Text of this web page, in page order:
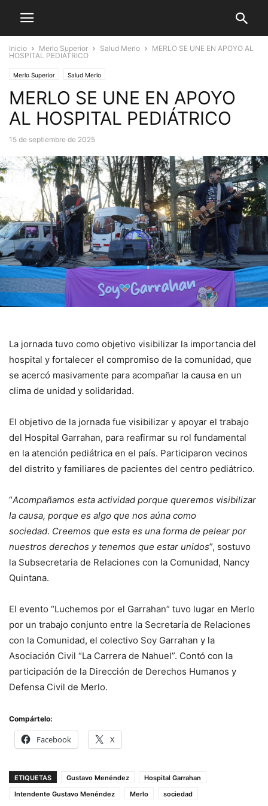
Inicio Merlo Superior Salud Merlo
MERLO SE UNE EN APOYO AL
HOSPITAL PEDIÁTRICO
Merlo Superior Salud Merlo
MERLO SE UNE EN APOYO
AL HOSPITAL PEDIÁTRICO
15 de septiembre de 2025
La jornada tuvo como objetivo visibilizar la importancia del
hospital y fortalecer el compromiso de la comunidad, que
se acercó masivamente para acompañar la causa en un
clima de unidad y solidaridad.
El objetivo de la jornada fue visibilizar y apoyar el trabajo
del Hospital Garrahan, para reafirmar su rol fundamental
en la atención pediátrica en el país. Participaron vecinos
del distrito y familiares de pacientes del centro pediátrico.
“Acompañamos esta actividad porque queremos visibilizar
la causa, porque es algo que nos aúna como
sociedad. Creemos que esta es una forma de pelear por
nuestros derechos y tenemos que estar unidos”, sostuvo
la Subsecretaria de Relaciones con la Comunidad, Nancy
Quintana.
El evento “Luchemos por el Garrahan” tuvo lugar en Merlo
por un trabajo conjunto entre la Secretaría de Relaciones
con la Comunidad, el colectivo Soy Garrahan y la
Asociación Civil “La Carrera de Nahuel”. Contó con la
participación de la Dirección de Derechos Humanos y
Defensa Civil de Merlo.
Compártelo:
Facebook X
ETIQUETAS Gustavo Menéndez
Hospital Garrahan
Intendente Gustavo Menéndez
Merlo sociedad